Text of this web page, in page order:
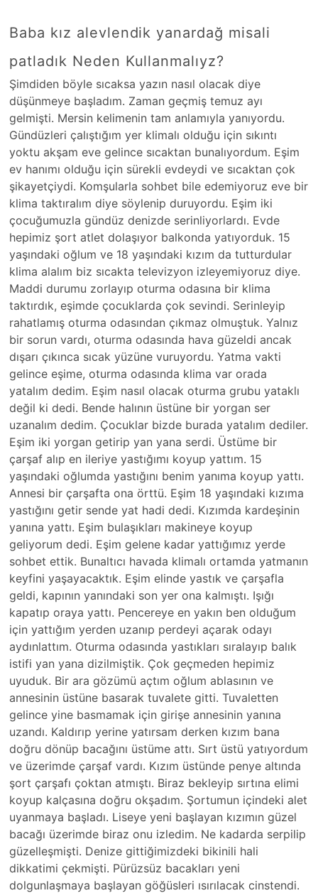
Baba kız alevlendik yanardağ misali
patladık Neden Kullanmalıyz?
Şimdiden böyle sıcaksa yazın nasıl olacak diye
düşünmeye başladım. Zaman geçmiş temuz ayı
gelmişti. Mersin kelimenin tam anlamıyla yanıyordu.
Gündüzleri çalıştığım yer klimalı olduğu için sıkıntı
yoktu akşam eve gelince sıcaktan bunalıyordum. Eşim
ev hanımı olduğu için sürekli evdeydi ve sıcaktan çok
şikayetçiydi. Komşularla sohbet bile edemiyoruz eve bir
klima taktıralım diye söylenip duruyordu. Eşim iki
çocuğumuzla gündüz denizde serinliyorlardı. Evde
hepimiz şort atlet dolaşıyor balkonda yatıyorduk. 15
yaşındaki oğlum ve 18 yaşındaki kızım da tutturdular
klima alalım biz sıcakta televizyon izleyemiyoruz diye.
Maddi durumu zorlayıp oturma odasına bir klima
taktırdık, eşimde çocuklarda çok sevindi. Serinleyip
rahatlamış oturma odasından çıkmaz olmuştuk. Yalnız
bir sorun vardı, oturma odasında hava güzeldi ancak
dışarı çıkınca sıcak yüzüne vuruyordu. Yatma vakti
gelince eşime, oturma odasında klima var orada
yatalım dedim. Eşim nasıl olacak oturma grubu yataklı
değil ki dedi. Bende halının üstüne bir yorgan ser
uzanalım dedim. Çocuklar bizde burada yatalım dediler.
Eşim iki yorgan getirip yan yana serdi. Üstüme bir
çarşaf alıp en ileriye yastığımı koyup yattım. 15
yaşındaki oğlumda yastığını benim yanıma koyup yattı.
Annesi bir çarşafta ona örttü. Eşim 18 yaşındaki kızıma
yastığını getir sende yat hadi dedi. Kızımda kardeşinin
yanına yattı. Eşim bulaşıkları makineye koyup
geliyorum dedi. Eşim gelene kadar yattığımız yerde
sohbet ettik. Bunaltıcı havada klimalı ortamda yatmanın
keyfini yaşayacaktık. Eşim elinde yastık ve çarşafla
geldi, kapının yanındaki son yer ona kalmıştı. Işığı
kapatıp oraya yattı. Pencereye en yakın ben olduğum
için yattığım yerden uzanıp perdeyi açarak odayı
aydınlattım. Oturma odasında yastıkları sıralayıp balık
istifi yan yana dizilmiştik. Çok geçmeden hepimiz
uyuduk. Bir ara gözümü açtım oğlum ablasının ve
annesinin üstüne basarak tuvalete gitti. Tuvaletten
gelince yine basmamak için girişe annesinin yanına
uzandı. Kaldırıp yerine yatırsam derken kızım bana
doğru dönüp bacağını üstüme attı. Sırt üstü yatıyordum
ve üzerimde çarşaf vardı. Kızım üstünde penye altında
şort çarşafı çoktan atmıştı. Biraz bekleyip sırtına elimi
koyup kalçasına doğru okşadım. Şortumun içindeki alet
uyanmaya başladı. Liseye yeni başlayan kızımın güzel
bacağı üzerimde biraz onu izledim. Ne kadarda serpilip
güzelleşmişti. Denize gittiğimizdeki bikinili hali
dikkatimi çekmişti. Pürüzsüz bacakları yeni
dolgunlaşmaya başlayan göğüsleri ısırılacak cinstendi.